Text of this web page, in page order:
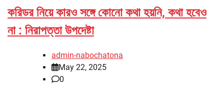
করিডর নিয়ে কারও সঙ্গে কোনো কথা হয়নি, কথা হবেও
না : নিরাপত্তা উপদেষ্টা
admin-nabochatona
May 22, 2025
0